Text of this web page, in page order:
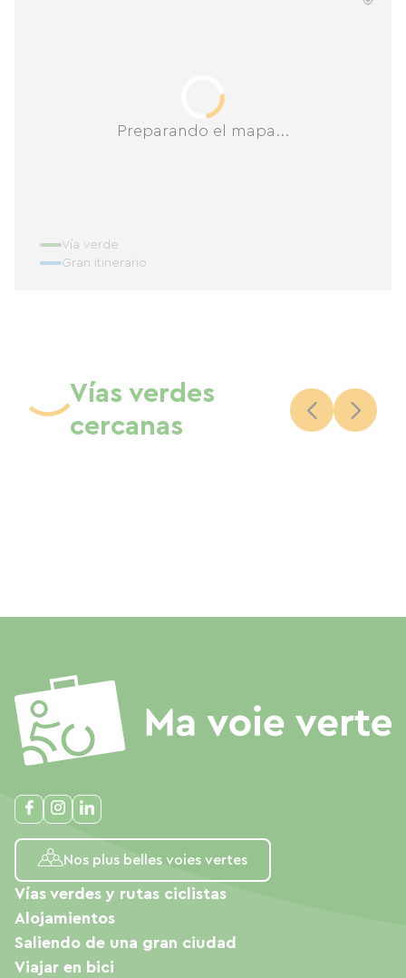
Preparando el mapa...
Vía verde
Gran itinerario
Vías verdes
cercanas
Nos plus belles voies vertes
Vías verdes y rutas ciclistas
Alojamientos
Saliendo de una gran ciudad
Viajar en bici